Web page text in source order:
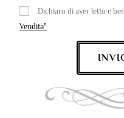
Dichiaro di aver letto e
Vendita"